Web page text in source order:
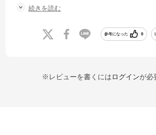
可愛くファッション性が高いので個人的にはおすす
購入をしてみるのも一つの手段かと思います。
続きを読む
参考になった 0
※レビューを書くにはログインが必